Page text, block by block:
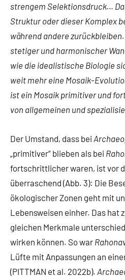
strengem Selektionsdruck…
Struktur oder dieser Komplex
während andere
stetiger und harmonischer
wie die idealistische Biologie
weit mehr eine Mosaik-
ist ein Mosaik primitiver und
von allgemeinen und
Der Umstand, dass bei
„primitiver“ blieben als bei
fortschrittlicher waren, ist vor
überraschend (Abb. 3): Die
ökologischer Zonen geht mit
Lebensweisen einher. Das hat
gleichen Merkmale
wirken können. So war
Lüfte mit Anpassungen an
(PITTMAN et al. 2022b).